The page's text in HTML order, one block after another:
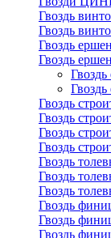
Гвоздь
Гвоздь
Гвоздь
Гвоздь
Гвоздь
Гвоздь
Гвоздь
Гвоздь
Гвоздь
Гвоздь
Гвоздь
Гвоздь
Гвоздь
Гвоздь